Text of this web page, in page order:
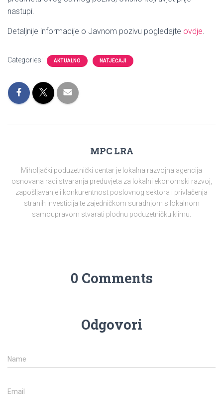
nastupi.
Detaljnije informacije o Javnom pozivu pogledajte ovdje
Categories: AKTUALNO NATJEČAJI
MPC LRA
Miholjački poduzetnički centar je lokalna razvojna agencija
osnovana radi stvaranja preduvjeta za lokalni ekonomski razvoj,
zapošljavanje i konkurentnost poslovnog sektora i privlačenja
stranih investicija te zajedničkom suradnjom s lokalnom
samoupravom stvarati plodnu poduzetničku klimu.
0 Comments
Odgovori
Name
Email